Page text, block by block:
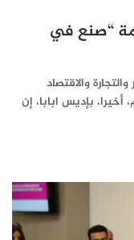
“صنع في
والاقتصاد
أخيرا، بإديس ابابا، إن